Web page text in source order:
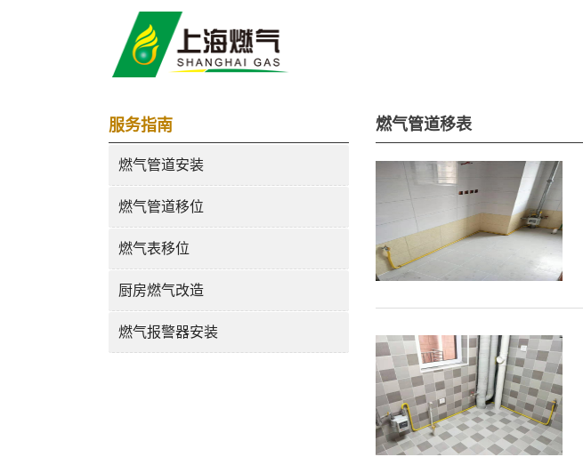
服务指南
燃气管道安装
燃气管道移位
燃气表移位
厨房燃气改造
燃气报警器安装
燃气管道移表